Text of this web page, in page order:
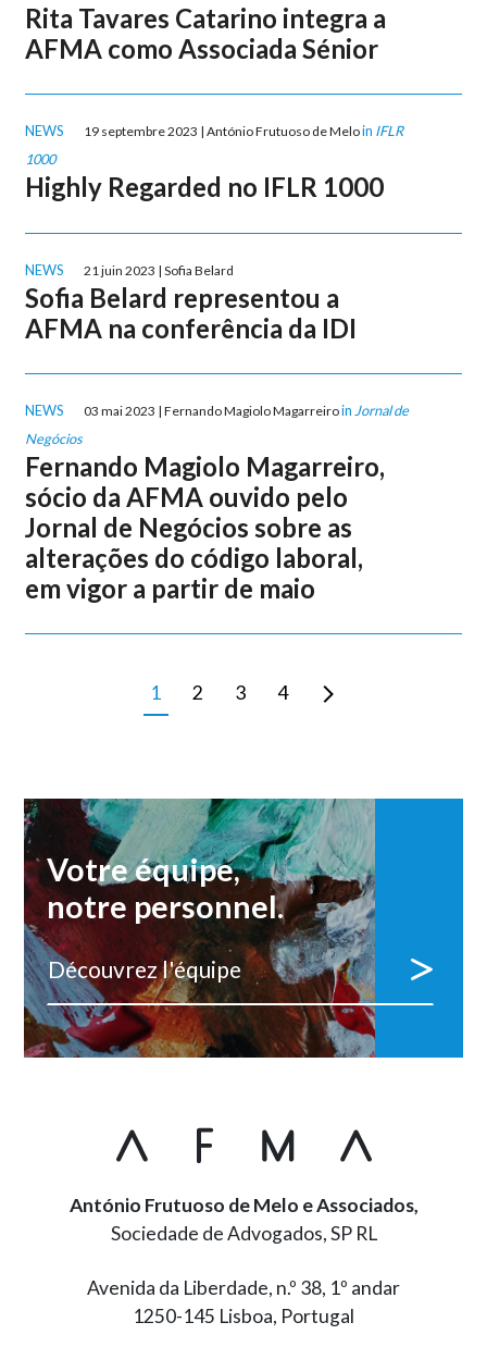
Rita Tavares Catarino integra a
AFMA como Associada Sénior
NEWS 19 septembre 2023 | António Frutuoso de Meloin IFLR
1000
Highly Regarded no IFLR 1000
NEWS 21 juin 2023 | Sofia Belard
Sofia Belard representou a
AFMA na conferência da IDI
NEWS 03 mai 2023 | Fernando Magiolo Magarreiroin Jornal de
Negócios
Fernando Magiolo Magarreiro,
sócio da AFMA ouvido pelo
Jornal de Negócios sobre as
alterações do código laboral,
em vigor a partir de maio
1 2 3 4
Votre équipe,
notre personnel.
Découvrez l'équipe
António Frutuoso de Melo e Associados,
Sociedade de Advogados, SP RL
Avenida da Liberdade, n.º 38, 1º andar
1250-145 Lisboa, Portugal